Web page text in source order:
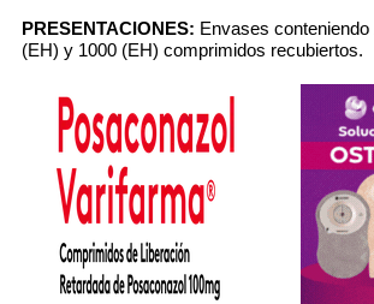
PRESENTACIONES: Envases conteniendo
(EH) y 1000 (EH) comprimidos recubiertos.